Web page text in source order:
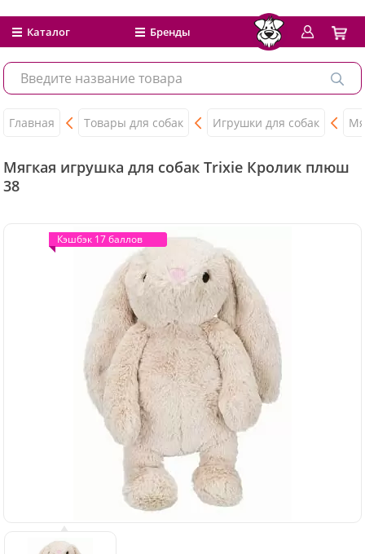
Каталог Бренды
Главная Товары для собак Игрушки для собак
Мягкая игрушка для собак Trixie Кролик плюш
38
Кэшбэк 17 баллов
Кэшбэк 17 баллов